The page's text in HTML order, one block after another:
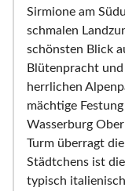
Sirmione am
schmalen
schönsten Blick
Blütenpracht
herrlichen
mächtige
Wasserburg
Turm überragt
Städtchens ist die
typisch